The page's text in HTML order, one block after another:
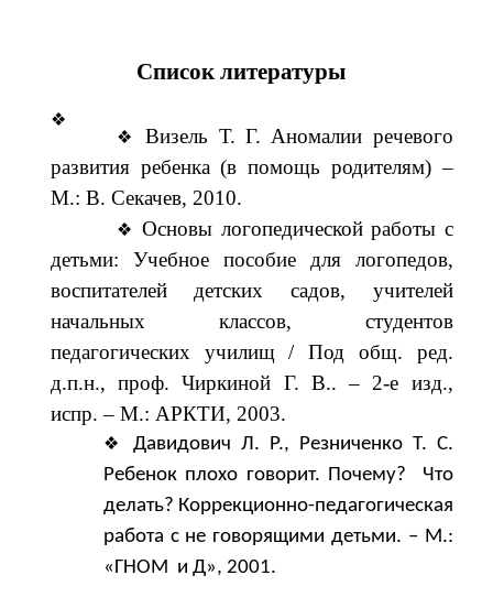
Список литературы
Визель Т. Г. Аномалии речевого
развития ребенка (в помощь родителям) –
М.: В. Секачев, 2010.
Основы логопедической работы с
детьми: Учебное пособие для логопедов,
воспитателей детских садов, учителей
начальных классов, студентов
педагогических училищ / Под общ. ред.
д.п.н., проф. Чиркиной Г. В.. – 2-е изд.,
испр. – М.: АРКТИ, 2003.
Давидович Л. Р., Резниченко Т. С.
Ребенок плохо говорит. Почему? Что
делать? Коррекционно-педагогическая
работа с не говорящими детьми. – М.:
«ГНОМ и Д», 2001.